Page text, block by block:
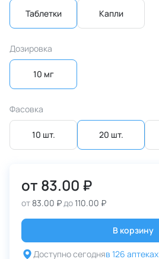
Таблетки Капли
Дозировка
10 мг
Фасовка
10 шт. 20 шт.
от 83.00 ₽
от 83.00 ₽до110.00 ₽
В корзину
Доступно сегодняв 126 аптеках